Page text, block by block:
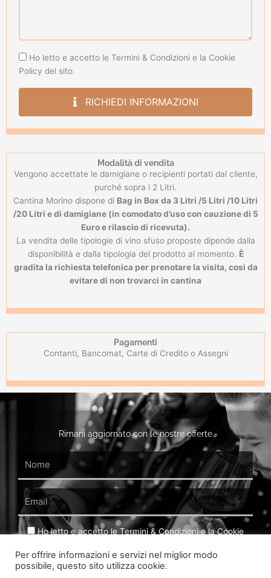
Privacy
Policy
Ho letto e accetto le Termini & Condizioni e la Cookie
Policy del sito.
RICHIEDI INFORMAZIONI
Modalità di vendita
Vengono accettate le damigiane o recipienti portati dal cliente,
purché sopra i 2 Litri.
Cantina Morino dispone di Bag in Box da 3 Litri /5 Litri /10 Litri
/20 Litri e di damigiane (in comodato d’uso con cauzione di 5
Euro e rilascio di ricevuta).
La vendita delle tipologie di vino sfuso proposte dipende dalla
disponibilità e dalla tipologia del prodotto al momento. È
gradita la richiesta telefonica per prenotare la visita, così da
evitare di non trovarci in cantina
Pagamenti
Contanti, Bancomat, Carte di Credito o Assegni
Rimani aggiornato con le nostre offerte
Email
GDPRHo letto e accetto le Termini & Condizioni e la Cookie
INVIAMI OFFERTE & PROMOZIONI
Per offrire informazioni e servizi nel miglior modo
possibile, questo sito utilizza cookie.